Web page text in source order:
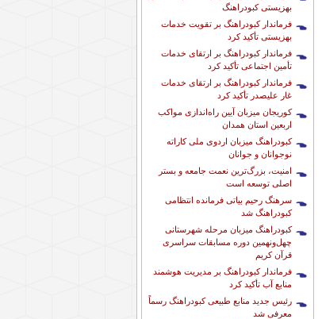
بهزیستی کبودراهنگ
فرماندار کبودراهنگ بر تقویت خدمات
بهزیستی تأکید کرد
فرماندار کبودراهنگ بر ارتقای خدمات
تأمین اجتماعی تأکید کرد
فرماندار کبودراهنگ بر ارتقای خدمات
غار علیصدر تأکید کرد
کوریجان میزبان آیین راه‌اندازی مواکب
اربعین استان همدان
کبودراهنگ میزبان اردوی ملی کاراته
نوجوانان و جوانان
امنیت، بزرگ‌ترین نعمت جامعه و بستر
اصلی توسعه است
سرهنگ رحیم بیاتی فرمانده انتظامی
کبودراهنگ شد
کبودراهنگ میزبان مرحله شهرستانی
چهل‌ونهمین دوره مسابقات سراسری
قرآن کریم
فرماندار کبودراهنگ بر مدیریت هوشمند
منابع آب تأکید کرد
رئیس جدید منابع طبیعی کبودراهنگ رسماً
معرفی شد